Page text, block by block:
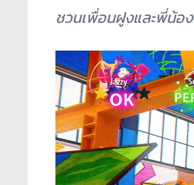
ชวนเพื่อนฝูงและพี่น้อ